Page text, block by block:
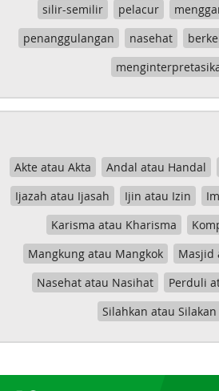
silir-semilir
pelacur
penanggulangan
nasehat
Akte atau Akta Andal atau Handal
Ijazah atau Ijasah
Ijin atau Izin
Karisma atau Kharisma
Mangkung atau Mangkok
Masjid
Nasehat atau Nasihat
Perduli
Silahkan atau Silakan